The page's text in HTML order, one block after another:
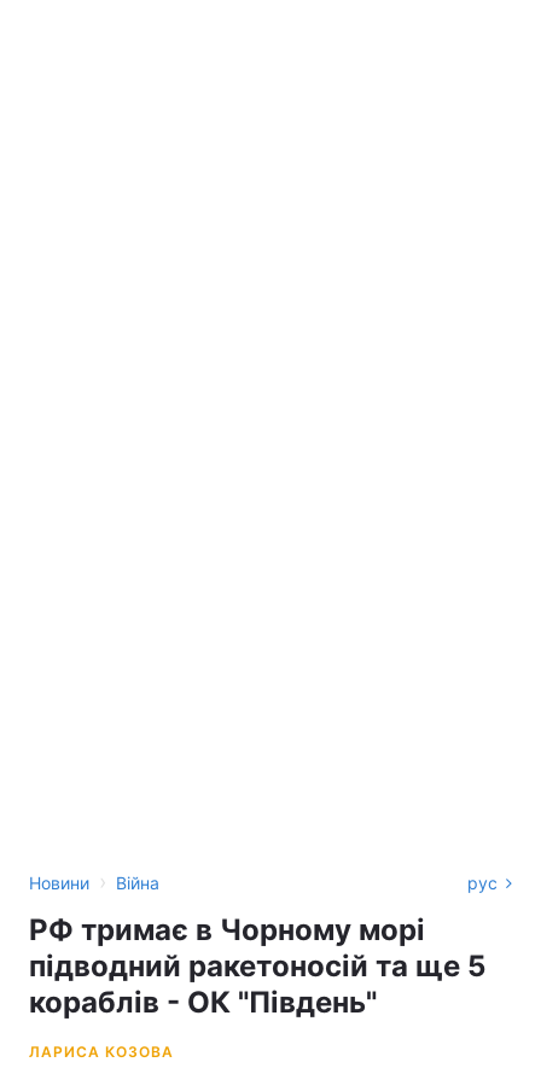
Новини › Війна рус
РФ тримає в Чорному морі
підводний ракетоносій та ще 5
кораблів - ОК "Південь"
ЛАРИСА КОЗОВА